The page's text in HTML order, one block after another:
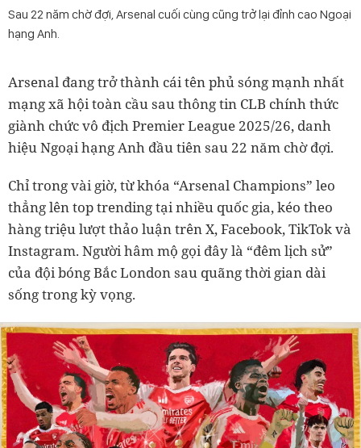
Sau 22 năm chờ đợi, Arsenal cuối cùng cũng trở lại đỉnh cao Ngoại
hạng Anh.
Arsenal đang trở thành cái tên phủ sóng mạnh nhất
mạng xã hội toàn cầu sau thông tin CLB chính thức
giành chức vô địch Premier League 2025/26, danh
hiệu Ngoại hạng Anh đầu tiên sau 22 năm chờ đợi.
Chỉ trong vài giờ, từ khóa “Arsenal Champions” leo
thẳng lên top trending tại nhiều quốc gia, kéo theo
hàng triệu lượt thảo luận trên X, Facebook, TikTok và
Instagram. Người hâm mộ gọi đây là “đêm lịch sử”
của đội bóng Bắc London sau quãng thời gian dài
sống trong kỳ vọng.